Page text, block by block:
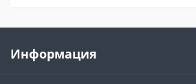
Информация